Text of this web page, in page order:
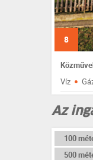
8
Víz ·
Az
100
500